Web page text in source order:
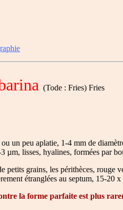
(Tode : Fries) Fries
un peu aplatie, 1-4 mm de
lisses, hyalines, formées par
petits grains, les périthèces, rouge
étranglées au septum, 15-20
la forme parfaite est plus